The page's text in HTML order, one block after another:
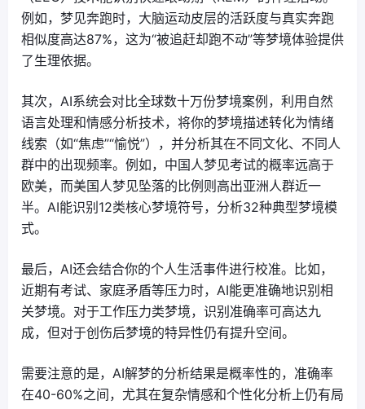
例如，梦见奔跑时，大脑运动皮层的活跃度与真实奔跑
相似度高达87%，这为“被追赶却跑不动”等梦境体验提供
了生理依据。
其次，AI系统会对比全球数十万份梦境案例，利用自然
语言处理和情感分析技术，将你的梦境描述转化为情绪
线索（如“焦虑”“愉悦”），并分析其在不同文化、不同人
群中的出现频率。例如，中国人梦见考试的概率远高于
欧美，而美国人梦见坠落的比例则高出亚洲人群近一
半。AI能识别12类核心梦境符号，分析32种典型梦境模
式。
最后，AI还会结合你的个人生活事件进行校准。比如，
近期有考试、家庭矛盾等压力时，AI能更准确地识别相
关梦境。对于工作压力类梦境，识别准确率可高达九
成，但对于创伤后梦境的特异性仍有提升空间。
需要注意的是，AI解梦的分析结果是概率性的，准确率
在40-60%之间，尤其在复杂情感和个性化分析上仍有局